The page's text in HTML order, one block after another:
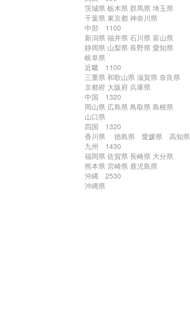
茨城県 栃木県 群馬県 埼玉県
千葉県 東京都 神奈川県
中部 1100
新潟県 福井県 石川県 富山県
静岡県 山梨県 長野県 愛知県
岐阜県
近畿 1100
三重県 和歌山県 滋賀県 奈良県
京都府 大阪府 兵庫県
中国 1320
岡山県 広島県 鳥取県 島根県
山口県
四国 1320
香川県 徳島県 愛媛県 高知県
九州 1430
福岡県 佐賀県 長崎県 大分県
熊本県 宮崎県 鹿児島県
沖縄 2530
沖縄県